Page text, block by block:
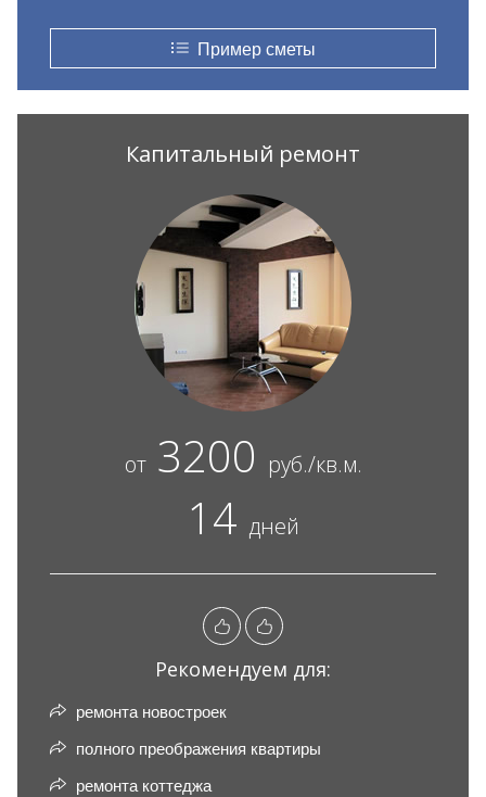
Пример сметы
Капитальный ремонт
от3200 руб./кв.м.
14 дней
Рекомендуем для:
ремонта новостроек
полного преображения квартиры
ремонта коттеджа